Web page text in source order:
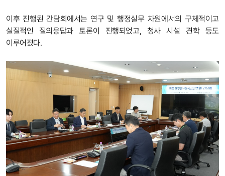
이후 진행된 간담회에서는 연구 및 행정실무 차원에서의 구체적이고
실질적인 질의응답과 토론이 진행되었고, 청사 시설 견학 등도
이루어졌다.